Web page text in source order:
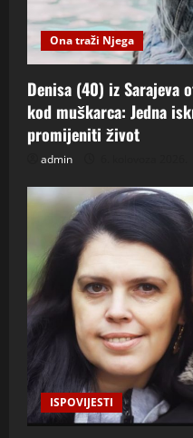
Ona traži Njega
Denisa (40) iz Sarajeva
kod muškarca: Jedna
promijeniti život
admin
ISPOVIJESTI